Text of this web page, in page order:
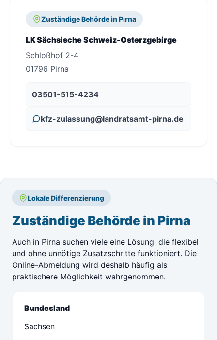
Zuständige Behörde in Pirna
LK Sächsische Schweiz-Osterzgebirge
Schloßhof 2-4
01796 Pirna
03501-515-4234
kfz-zulassung@landratsamt-pirna.de
Lokale Differenzierung
Zuständige Behörde in Pirna
Auch in Pirna suchen viele eine Lösung, die flexibel
und ohne unnötige Zusatzschritte funktioniert. Die
Online-Abmeldung wird deshalb häufig als
praktischere Möglichkeit wahrgenommen.
Bundesland
Sachsen